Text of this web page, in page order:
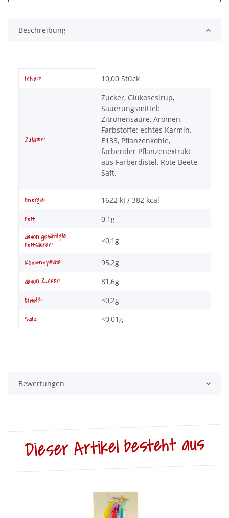
Beschreibung
Produkteigenschaft
Wert
Inhalt: 10,00 Stück
Zutaten:
Zucker, Glukosesirup,
Säuerungsmittel:
Zitronensäure, Aromen,
Farbstoffe: echtes Karmin,
E133, Pflanzenkohle,
färbender Pflanzenextrakt
aus Färberdistel, Rote Beete
Saft.
Energie: 1622 kJ / 382 kcal
Fett: 0,1g
davon gesättigte
Fettsäuren:
<0,1g
Kohlenhydrate: 95,2g
davon Zucker: 81,6g
Eiweiß: <0,2g
Salz: <0,01g
Bewertungen
Dieser Artikel besteht aus